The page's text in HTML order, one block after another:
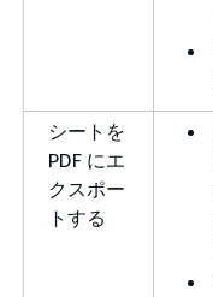
シートを
PDF にエ
クスポー
トする